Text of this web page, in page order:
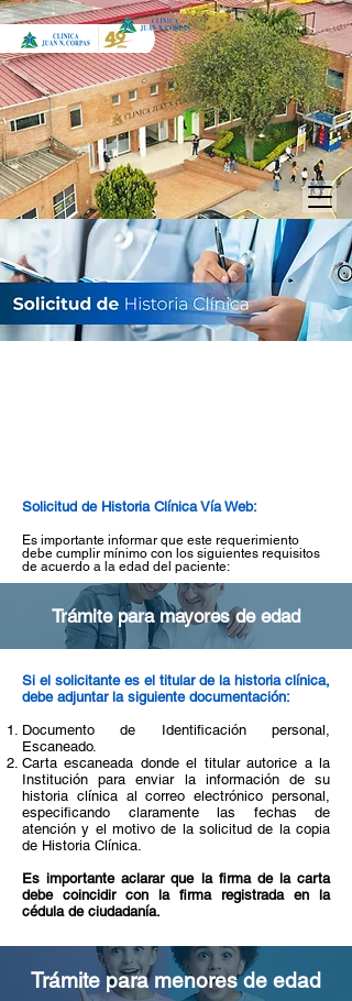
Solicitud de Historia Clínica Vía Web:
Es importante informar que este requerimiento
debe cumplir mínimo con los siguientes requisitos
de acuerdo a la edad del paciente:
Trámite para mayores de edad
Si el solicitante es el titular de la historia clínica,
debe adjuntar la siguiente documentación:
Documento de Identificación personal,
Escaneado.
Carta escaneada donde el titular autorice a la
Institución para enviar la información de su
historia clínica al correo electrónico personal,
especificando claramente las fechas de
atención y el motivo de la solicitud de la copia
de Historia Clínica.
Es importante aclarar que la firma de la carta
debe coincidir con la firma registrada en la
cédula de ciudadanía.
Trámite para menores de edad